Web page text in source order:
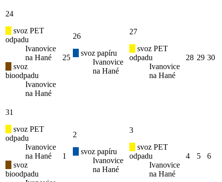
24
svoz PET
odpadu
Ivanovice
na Hané
svoz
bioodpadu
Ivanovice
na Hané
25
26
svoz papíru
Ivanovice
na Hané
27
svoz PET
odpadu
Ivanovice
na Hané
28 29 30
31
svoz PET
odpadu
Ivanovice
na Hané
svoz
bioodpadu
1
2
svoz papíru
Ivanovice
na Hané
3
svoz PET
odpadu
Ivanovice
na Hané
4 5 6